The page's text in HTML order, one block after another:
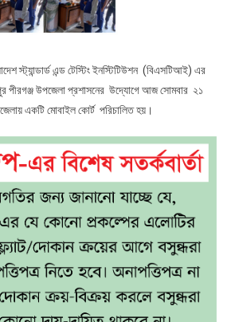
স্ট্যান্ডার্ড এন্ড টেস্টিং ইনস্টিটিউশন (বিএসটিআই) এর
পীরগঞ্জ উপজেলা প্রশাসনের উদ্যোগে আজ সোমবার ২১
একটি মোবাইল কোর্ট পরিচালিত হয়।